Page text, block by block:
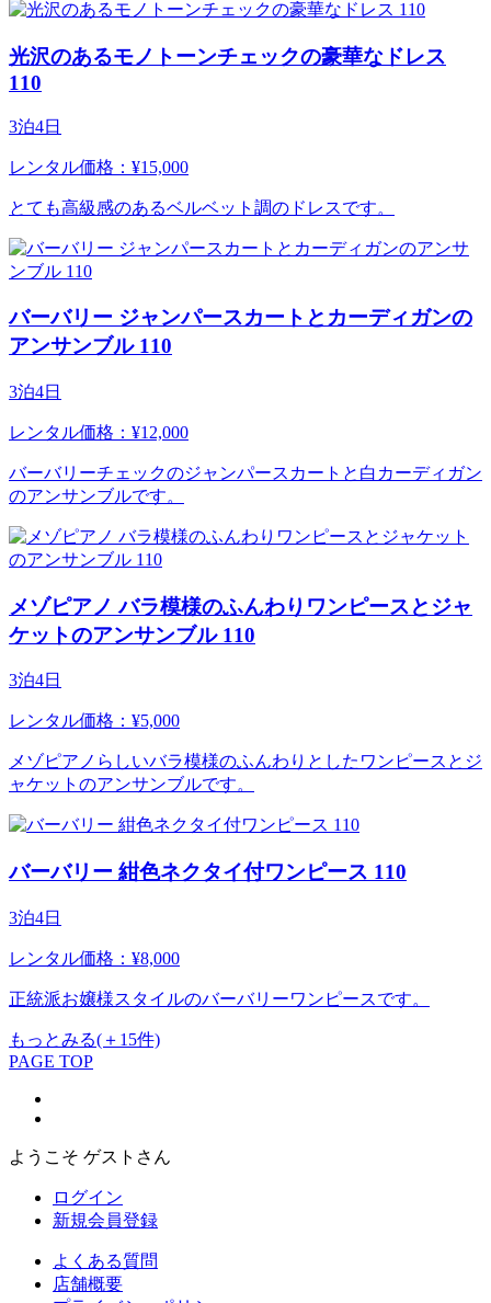
光沢のあるモノトーンチェックの豪華なドレス
110
3泊4日
レンタル価格：¥15,000
とても高級感のあるベルベット調のドレスです。
バーバリー ジャンパースカートとカーディガンの
アンサンブル 110
3泊4日
レンタル価格：¥12,000
バーバリーチェックのジャンパースカートと白カーディガン
のアンサンブルです。
メゾピアノ バラ模様のふんわりワンピースとジャ
ケットのアンサンブル 110
3泊4日
レンタル価格：¥5,000
メゾピアノらしいバラ模様のふんわりとしたワンピースとジ
ャケットのアンサンブルです。
バーバリー 紺色ネクタイ付ワンピース 110
3泊4日
レンタル価格：¥8,000
正統派お嬢様スタイルのバーバリーワンピースです。
もっとみる(＋15件)
PAGE TOP
ようこそ ゲストさん
ログイン
新規会員登録
よくある質問
店舗概要